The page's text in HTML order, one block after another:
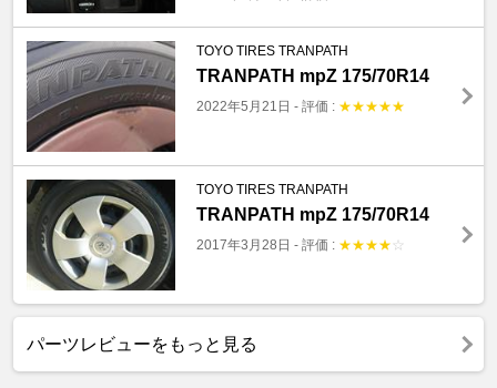
TOYO TIRES TRANPATH
TRANPATH mpZ 175/70R14
2022年5月21日 - 評価 : ★★★★★
TOYO TIRES TRANPATH
TRANPATH mpZ 175/70R14
2017年3月28日 - 評価 : ★★★★ ☆
パーツレビューをもっと見る